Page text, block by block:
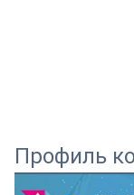
Профиль